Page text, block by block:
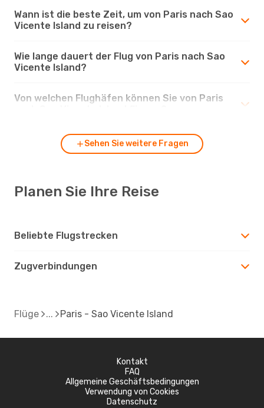
Wann ist die beste Zeit, um von Paris nach Sao
Vicente Island zu reisen?
Wie lange dauert der Flug von Paris nach Sao
Vicente Island?
Von welchen Flughäfen können Sie von Paris
Sehen Sie weitere Fragen
Planen Sie Ihre Reise
Beliebte Flugstrecken
Zugverbindungen
Flüge Paris - Sao Vicente Island
Kontakt
FAQ
Allgemeine Geschäftsbedingungen
Verwendung von Cookies
Datenschutz